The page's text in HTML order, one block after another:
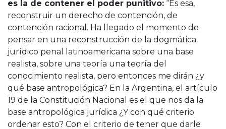
es la de contener el poder punitivo: “Es esa,
reconstruir un derecho de contención, de
contención racional. Ha llegado el momento de
pensar en una reconstrucción de la dogmática
jurídico penal latinoamericana sobre una base
realista, sobre una teoría una teoría del
conocimiento realista, pero entonces me dirán ¿y
qué base antropológica? En la Argentina, el artículo
19 de la Constitución Nacional es el que nos da la
base antropológica jurídica ¿Y con qué criterio
ordenar esto? Con el criterio de tener que darle